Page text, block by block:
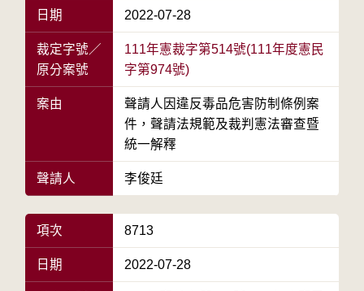
日期 2022-07-28
裁定字號／
原分案號
111年憲裁字第514號(111年度憲民
字第974號)
案由
聲請人因違反毒品危害防制條例案
件，聲請法規範及裁判憲法審查暨
統一解釋
聲請人 李俊廷
項次 8713
日期 2022-07-28